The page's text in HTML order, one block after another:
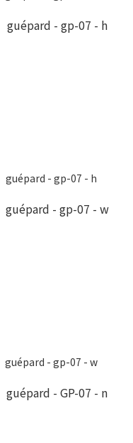
guépard - gp-07 - h
guépard - gp-07 - w